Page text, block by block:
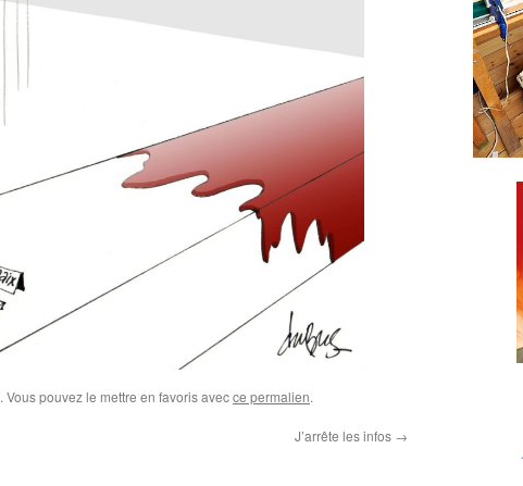
. Vous pouvez le mettre en favoris avecce permalien.
J’arrête les infos →